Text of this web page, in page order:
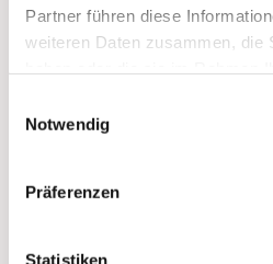
Partner führen diese
weiteren Daten zusammen, die
Notwendig
Präferenzen
Statistiken